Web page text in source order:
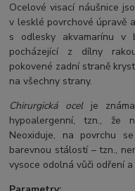
Ocelové visací náušnice
v lesklé povrchové úpravě
s odlesky akvamarínu v
pocházející z dílny
pokovené zadní straně
na všechny strany.
Chirurgická ocelje
hypoalergenní, tzn., že
Neoxiduje, na povrchu
barevnou stálostí – tzn.,
vysoce odolná vůči odření